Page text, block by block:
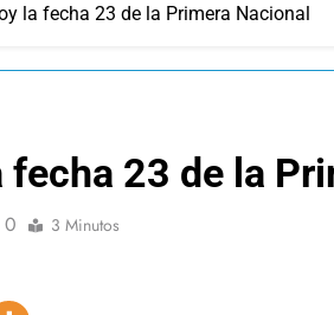
la fecha 23 de la Primera Nacional
fecha 23 de la
0 3 Minutos